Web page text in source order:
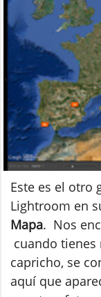
Este es el otro
Lightroom en
Mapa. Nos
cuando tienes
capricho, se
aquí que